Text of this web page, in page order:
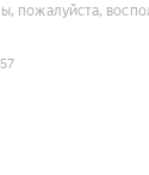
пожалуйста,